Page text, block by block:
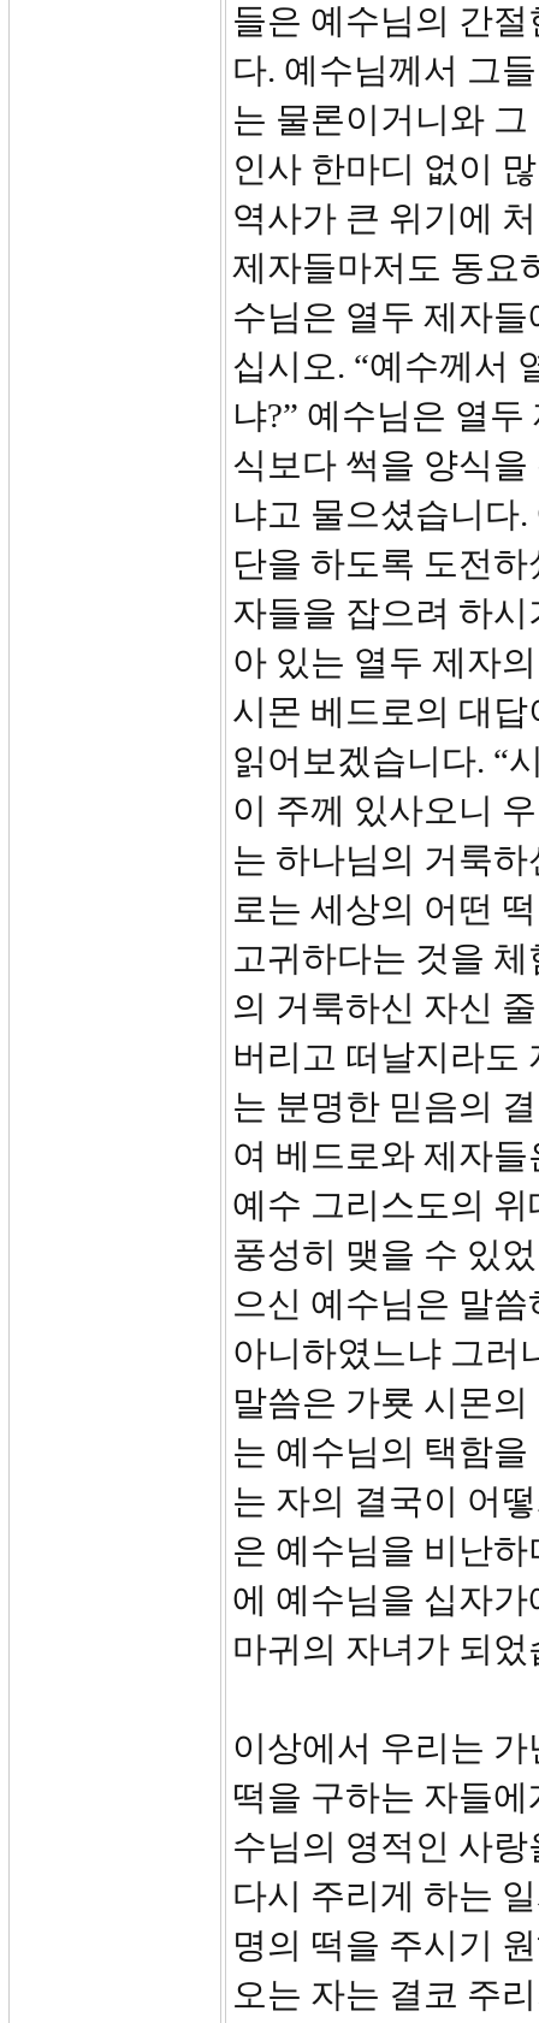
들은 예수님의 간
다. 예수님께서 그
는 물론이거니와
인사 한마디 없이
역사가 큰 위기에
제자들마저도 동요
수님은 열두 제자
십시오. “예수께서
냐?” 예수님은 열
식보다 썩을 양식
냐고 물으셨습니다
단을 하도록 도전
자들을 잡으려 하
아 있는 열두 제자
시몬 베드로의 대
읽어보겠습니다. “
이 주께 있사오니
는 하나님의 거룩
로는 세상의 어떤
고귀하다는 것을
의 거룩하신 자신
버리고 떠날지라도
는 분명한 믿음의
여 베드로와 제자
예수 그리스도의
풍성히 맺을 수 있
으신 예수님은 말
아니하였느냐 그러
말씀은 가룟 시몬
는 예수님의 택함
는 자의 결국이 어
은 예수님을 비난
에 예수님을 십자
마귀의 자녀가 되었
이상에서 우리는
떡을 구하는 자들
수님의 영적인 사
다시 주리게 하는
명의 떡을 주시기
오는 자는 결코 주